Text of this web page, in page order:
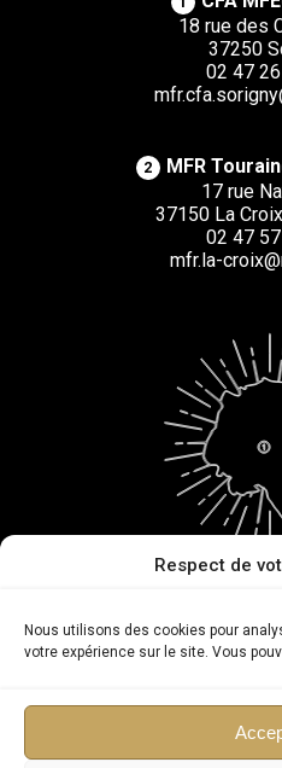
Respect de
Nous utilisons des cookies pour
votre expérience sur le site. Vous
18 rue des
37250
02 47
2
MFR
17 rue
37150 La
02 47
mfr.la-